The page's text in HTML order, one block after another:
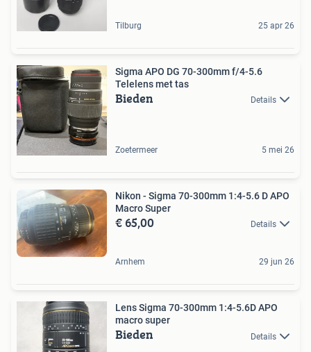
Tilburg 25 apr 26
Sigma APO DG 70-300mm f/4-5.6
Telelens met tas
Bieden Details
Zoetermeer 5 mei 26
Nikon - Sigma 70-300mm 1:4-5.6 D APO
Macro Super
€ 65,00 Details
Arnhem 29 jun 26
Lens Sigma 70-300mm 1:4-5.6D APO
macro super
Bieden Details